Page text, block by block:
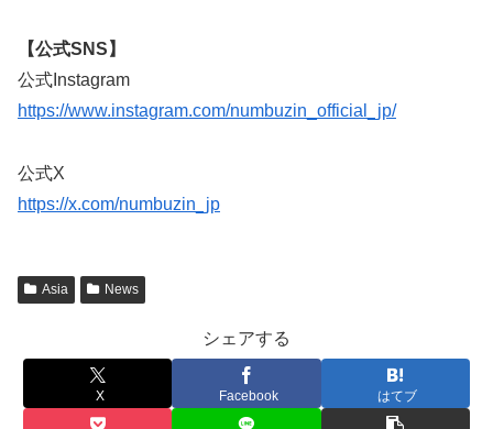
【公式SNS】
公式Instagram
https://www.instagram.com/numbuzin_official_jp/
公式X
https://x.com/numbuzin_jp
Asia News
シェアする
X Facebook はてブ